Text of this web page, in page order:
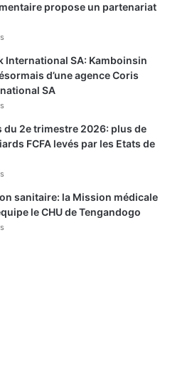
propose un partenariat
International SA: Kamboinsin
d’une agence Coris
SA
du 2e trimestre 2026: plus de
FCFA levés par les Etats de
sanitaire: la Mission médicale
le CHU de Tengandogo